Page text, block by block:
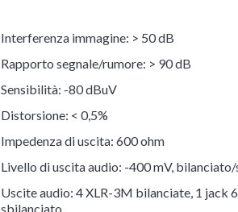
Interferenza immagine: > 50 dB
Rapporto segnale/rumore: > 90 dB
Sensibilità: -80 dBuV
Distorsione: < 0,5%
Impedenza di uscita: 600 ohm
Livello di uscita audio: -400 mV,
Uscite audio: 4 XLR-3M bilanciate, 1 jack
sbilanciato